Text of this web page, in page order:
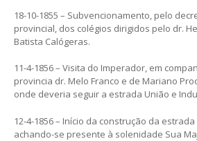
18-10-1855 – Subvencionamento, pelo
provincial, dos colégios dirigidos pelo dr.
Batista Calógeras.
11-4-1856 – Visita do Imperador, em
provincia dr. Melo Franco e de Mariano
onde deveria seguir a estrada União e
12-4-1856 – Início da construção da
achando-se presente à solenidade Sua